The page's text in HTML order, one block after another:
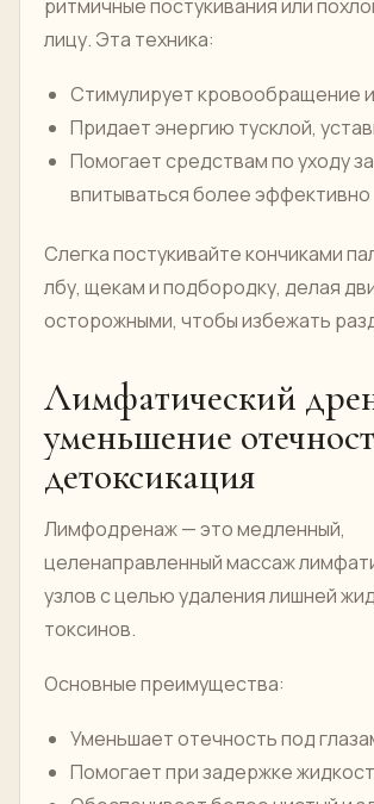
ритмичные постукивания или
лицу. Эта техника:
Стимулирует кровообращение
Придает энергию тусклой,
Помогает средствам по уходу
впитываться более эффективно
Слегка постукивайте кончиками
лбу, щекам и подбородку, делая
осторожными, чтобы избежать
Лимфатический
уменьшение
детоксикация
Лимфодренаж — это медленный,
целенаправленный массаж
узлов с целью удаления лишней
токсинов.
Основные преимущества:
Уменьшает отечность под
Помогает при задержке